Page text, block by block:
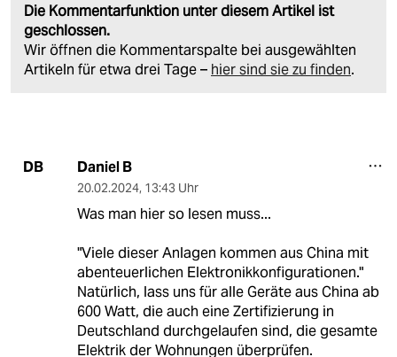
Die Kommentarfunktion unter diesem Artikel ist
geschlossen.
Wir öffnen die Kommentarspalte bei ausgewählten
Artikeln für etwa drei Tage – hier sind sie zu finden.
DB Daniel B
20.02.2024, 13:43 Uhr
Was man hier so lesen muss...
"Viele dieser Anlagen kommen aus China mit
abenteuerlichen Elektronikkonfigurationen."
Natürlich, lass uns für alle Geräte aus China ab
600 Watt, die auch eine Zertifizierung in
Deutschland durchgelaufen sind, die gesamte
Elektrik der Wohnungen überprüfen.